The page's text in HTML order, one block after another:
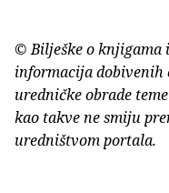
© Bilješke o knjigama
informacija dobivenih
uredničke obrade
kao takve ne smiju
uredništvom portala.